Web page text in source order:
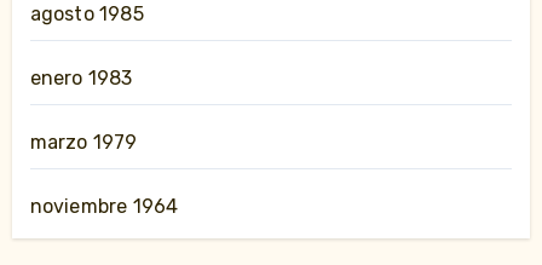
agosto 1985
enero 1983
marzo 1979
noviembre 1964